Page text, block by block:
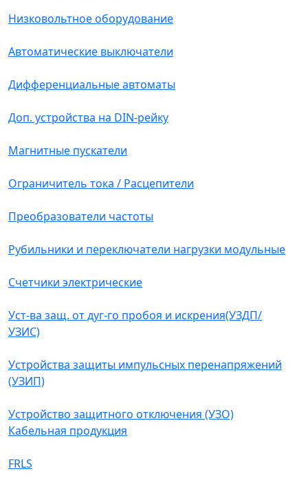
Низковольтное оборудование
Автоматические выключатели
Дифференциальные автоматы
Доп. устройства на DIN-рейку
Магнитные пускатели
Ограничитель тока / Расцепители
Преобразователи частоты
Рубильники и переключатели нагрузки модульные
Счетчики электрические
Уст-ва защ. от дуг-го пробоя и искрения(УЗДП/
УЗИС)
Устройства защиты импульсных перенапряжений
(УЗИП)
Устройство защитного отключения (УЗО)
Кабельная продукция
FRLS